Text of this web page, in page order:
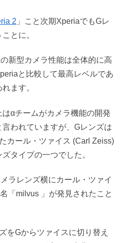
2 」こと次期XperiaでもGレ
とに。
新型カメラ性能は全体的に高
と比較して最高レベルであ
ます。
αチームがカメラ機能の開発
われていますが、Gレンズは
カール・ツァイス (Carl Zeiss)
タイプの一つでした。
ラレンズ横にカール・ツァイ
「milvus 」が発見されたこと
をGからツァイスに切り替え